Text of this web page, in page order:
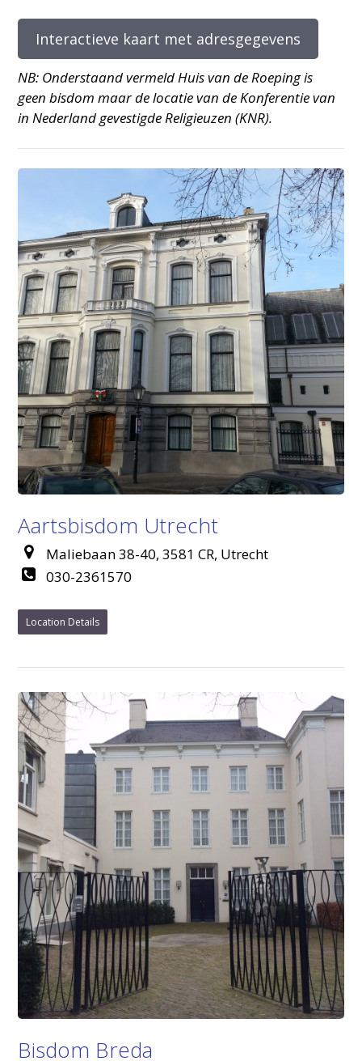
Interactieve kaart met adresgegevens
NB: Onderstaand vermeld Huis van de Roeping is
geen bisdom maar de locatie van de Konferentie van
in Nederland gevestigde Religieuzen (KNR).
Aartsbisdom Utrecht
Maliebaan 38-40, 3581 CR, Utrecht
030-2361570
Location Details
Bisdom Breda